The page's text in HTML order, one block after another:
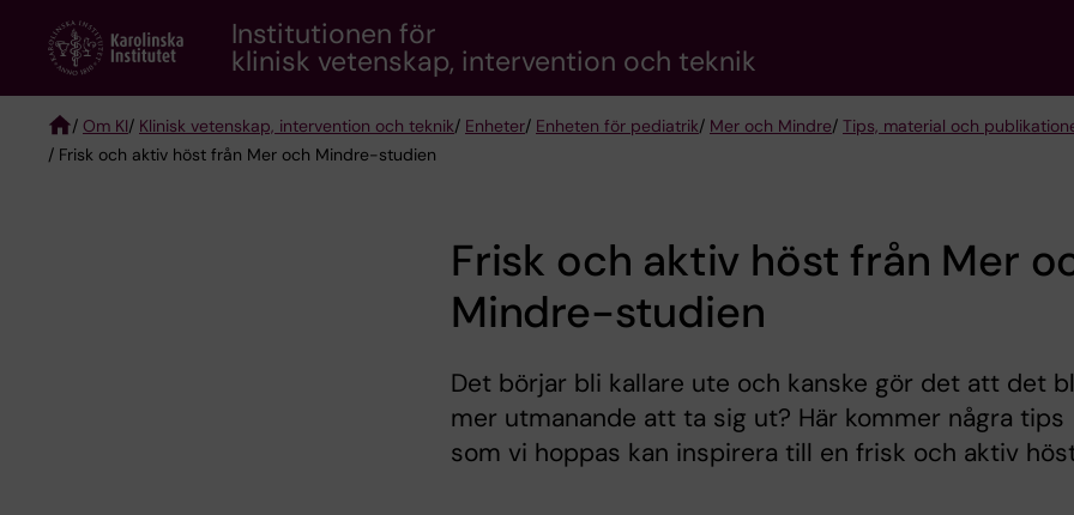
content
Institutionen för
klinisk vetenskap, intervention och teknik
Breadcrumb
/ Om KI/ Klinisk vetenskap, intervention och teknik/ Enheter/ Enheten för pediatrik/ Mer och Mindre/ Tips, material och
/ Frisk och aktiv höst från Mer och Mindre-studien
Frisk och aktiv höst från Mer
Mindre-studien
Det börjar bli kallare ute och kanske gör det att det
mer utmanande att ta sig ut? Här kommer några tips
som vi hoppas kan inspirera till en frisk och aktiv